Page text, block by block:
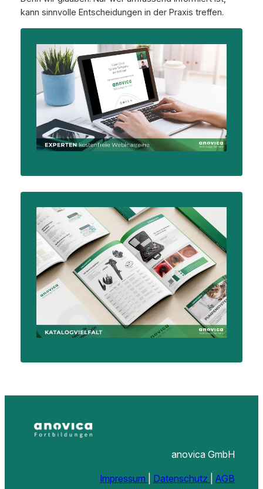
kann sinnvolle Entscheidungen in der Praxis treffen.
anovica GmbH
Impressum Datenschutz AGB